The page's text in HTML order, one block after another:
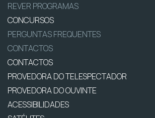
REVER PROGRAMAS
CONCURSOS
PERGUNTAS FREQUENTES
CONTACTOS
CONTACTOS
PROVEDORA DO TELESPECTADOR
PROVEDORA DO OUVINTE
ACESSIBILIDADES